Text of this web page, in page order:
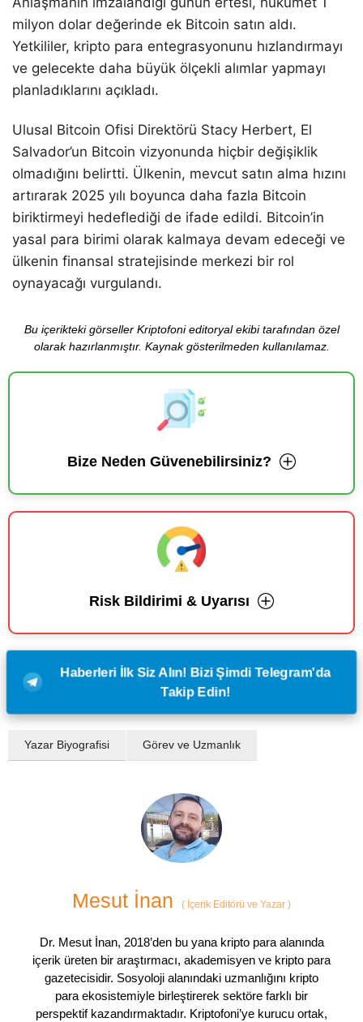
milyon dolar değerinde ek Bitcoin satın aldı.
Yetkililer, kripto para entegrasyonunu hızlandırmayı
ve gelecekte daha büyük ölçekli alımlar yapmayı
planladıklarını açıkladı.
Ulusal Bitcoin Ofisi Direktörü Stacy Herbert, El
Salvador’un Bitcoin vizyonunda hiçbir değişiklik
olmadığını belirtti. Ülkenin, mevcut satın alma hızını
artırarak 2025 yılı boyunca daha fazla Bitcoin
biriktirmeyi hedeflediği de ifade edildi. Bitcoin’in
yasal para birimi olarak kalmaya devam edeceği ve
ülkenin finansal stratejisinde merkezi bir rol
oynayacağı vurgulandı.
Bu içerikteki görseller Kriptofoni editoryal ekibi tarafından özel
olarak hazırlanmıştır. Kaynak gösterilmeden kullanılamaz.
Bize Neden Güvenebilirsiniz?
Risk Bildirimi & Uyarısı
Haberleri İlk Siz Alın! Bizi Şimdi Telegram'da
Takip Edin!
Yazar Biyografisi Görev ve Uzmanlık
Mesut İnan ( İçerik Editörü ve Yazar )
Dr. Mesut İnan, 2018’den bu yana kripto para alanında
içerik üreten bir araştırmacı, akademisyen ve kripto para
gazetecisidir. Sosyoloji alanındaki uzmanlığını kripto
para ekosistemiyle birleştirerek sektöre farklı bir
perspektif kazandırmaktadır. Kriptofoni’ye kurucu ortak,